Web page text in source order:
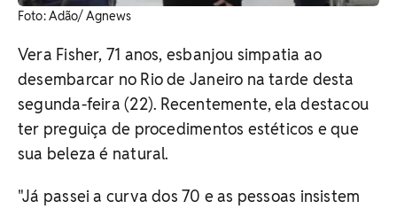
Foto: Adão/ Agnews
Vera Fisher, 71 anos, esbanjou simpatia ao
desembarcar no Rio de Janeiro na tarde desta
segunda-feira (22). Recentemente, ela destacou
ter preguiça de procedimentos estéticos e que
sua beleza é natural.
"Já passei a curva dos 70 e as pessoas insistem